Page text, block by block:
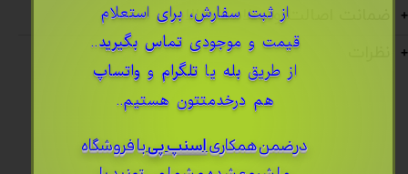
ضمانت اصالت و سلامت کالا
از ثبت سفارش، برای استعلام
قیمت و موجودی تماس بگیرید..
از طریق بله یا تلگرام و واتساپ
هم درخدمتتون هستیم..
درضمن ​همکاریاسنپ پیبا فروشگاه